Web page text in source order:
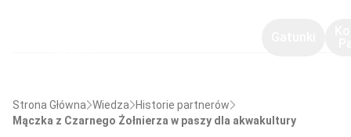
Strona Główna Wiedza
Historie partnerów
Mączka z Czarnego Żołnierza w paszy dla akwakultury